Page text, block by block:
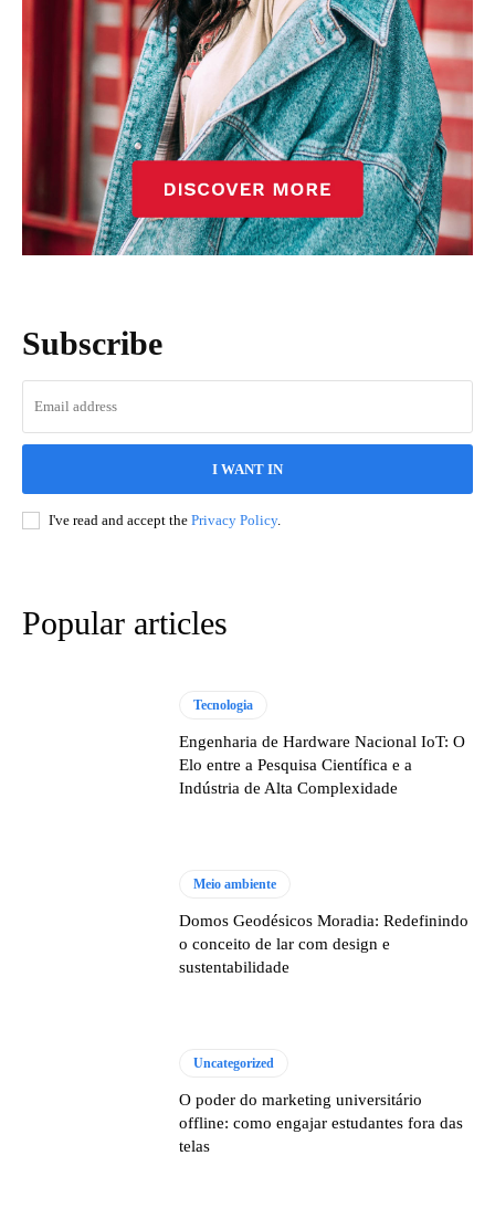
Subscribe
I WANT IN
I've read and accept the Privacy Policy.
Popular articles
Tecnologia
Engenharia de Hardware Nacional IoT: O
Elo entre a Pesquisa Científica e a
Indústria de Alta Complexidade
Meio ambiente
Domos Geodésicos Moradia: Redefinindo
o conceito de lar com design e
sustentabilidade
Uncategorized
O poder do marketing universitário
offline: como engajar estudantes fora das
telas